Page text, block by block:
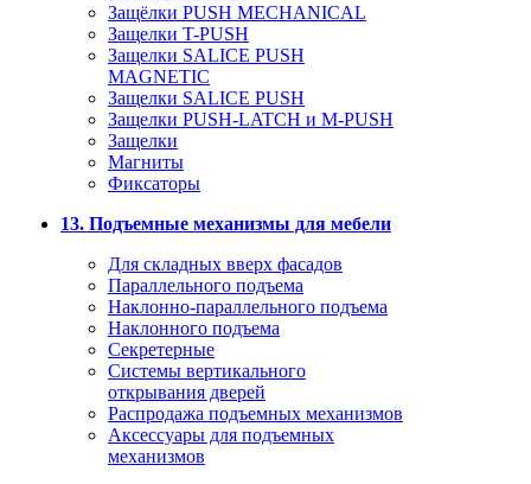
Защёлки PUSH MECHANICAL
Защелки T-PUSH
Защелки SALICE PUSH
MAGNETIC
Защелки SALICE PUSH
Защелки PUSH-LATCH и M-PUSH
Защелки
Магниты
Фиксаторы
13. Подъемные механизмы для мебели
Для складных вверх фасадов
Параллельного подъема
Наклонно-параллельного подъема
Наклонного подъема
Секретерные
Системы вертикального
открывания дверей
Распродажа подъемных механизмов
Аксессуары для подъемных
механизмов